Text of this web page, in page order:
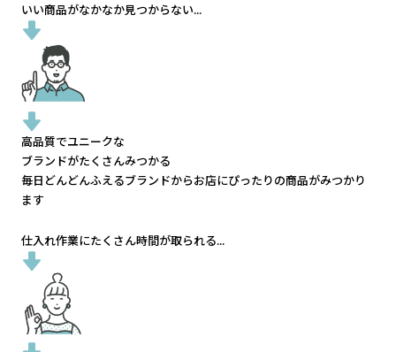
いい商品がなかなか見つからない...
高品質でユニークな
ブランドがたくさんみつかる
毎日どんどんふえるブランドからお店にぴったりの商品がみつかり
ます
仕入れ作業にたくさん時間が取られる...